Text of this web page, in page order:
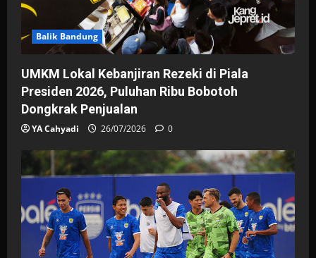
Balik Bandung
UMKM Lokal Kebanjiran Rezeki di Piala
Presiden 2026, Puluhan Ribu Bobotoh
Dongkrak Penjualan
YA Cahyadi 26/07/2026 0